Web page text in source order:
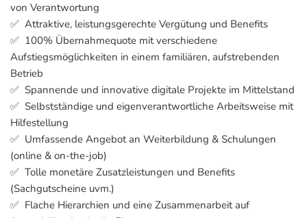
von Verantwortung
✅ Attraktive, leistungsgerechte Vergütung und Benefits
✅ 100% Übernahmequote mit verschiedene
Aufstiegsmöglichkeiten in einem familiären, aufstrebenden
Betrieb
✅ Spannende und innovative digitale Projekte im Mittelstand
✅ Selbstständige und eigenverantwortliche Arbeitsweise mit
Hilfestellung
✅ Umfassende Angebot an Weiterbildung & Schulungen
(online & on-the-job)
✅ Tolle monetäre Zusatzleistungen und Benefits
(Sachgutscheine uvm.)
✅ Flache Hierarchien und eine Zusammenarbeit auf